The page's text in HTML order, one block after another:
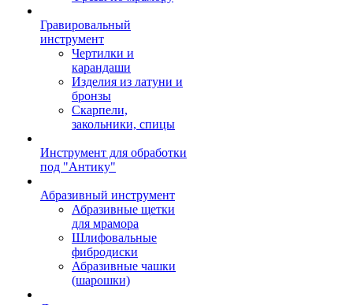
Гравировальный
инструмент
Чертилки и
карандаши
Изделия из латуни и
бронзы
Скарпели,
закольники, спицы
Инструмент для обработки
под "Антику"
Абразивный инструмент
Абразивные щетки
для мрамора
Шлифовальные
фибродиски
Абразивные чашки
(шарошки)